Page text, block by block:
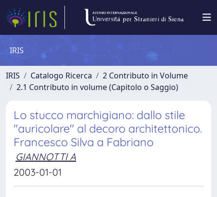
IRIS
IRIS Catalogo Ricerca
2 Contributo in Volume
2.1 Contributo in volume (Capitolo o Saggio)
Lo stucco marchigiano: dallo stile
"auricolare" al decoro architettonico.
Francesco Silva a Fabriano
GIANNOTTI A
2003-01-01